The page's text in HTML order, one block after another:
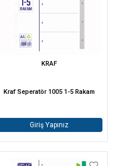
KRAF
Kraf Seperatör 1005 1-5 Rakam
Giriş Yapınız